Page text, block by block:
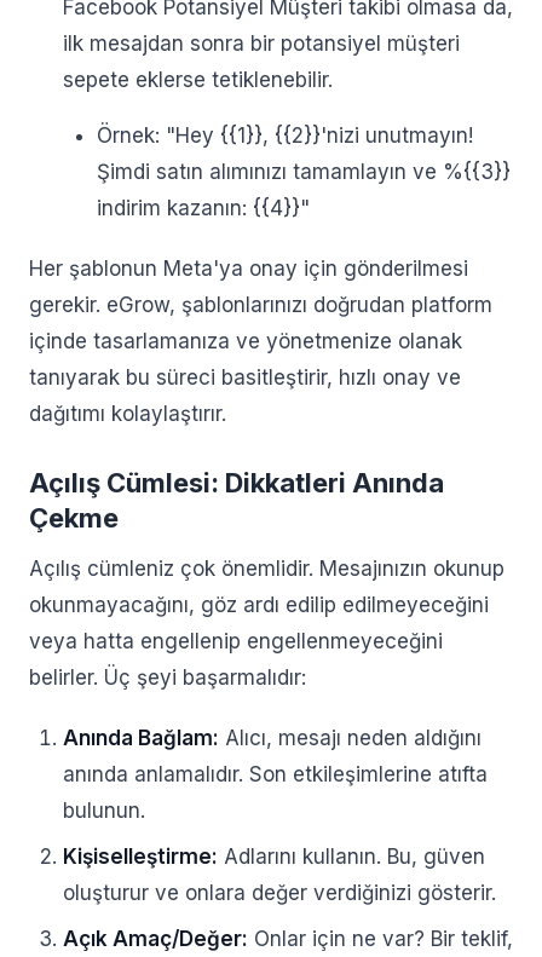
Facebook Potansiyel Müşteri takibi olmasa da,
ilk mesajdan sonra bir potansiyel müşteri
sepete eklerse tetiklenebilir.
Örnek: "Hey {{1}}, {{2}}'nizi unutmayın!
Şimdi satın alımınızı tamamlayın ve %{{3}}
indirim kazanın: {{4}}"
Her şablonun Meta'ya onay için gönderilmesi
gerekir. eGrow, şablonlarınızı doğrudan platform
içinde tasarlamanıza ve yönetmenize olanak
tanıyarak bu süreci basitleştirir, hızlı onay ve
dağıtımı kolaylaştırır.
Açılış Cümlesi: Dikkatleri Anında
Çekme
Açılış cümleniz çok önemlidir. Mesajınızın okunup
okunmayacağını, göz ardı edilip edilmeyeceğini
veya hatta engellenip engellenmeyeceğini
belirler. Üç şeyi başarmalıdır:
Anında Bağlam: Alıcı, mesajı neden aldığını
anında anlamalıdır. Son etkileşimlerine atıfta
bulunun.
Kişiselleştirme: Adlarını kullanın. Bu, güven
oluşturur ve onlara değer verdiğinizi gösterir.
Açık Amaç/Değer: Onlar için ne var? Bir teklif,